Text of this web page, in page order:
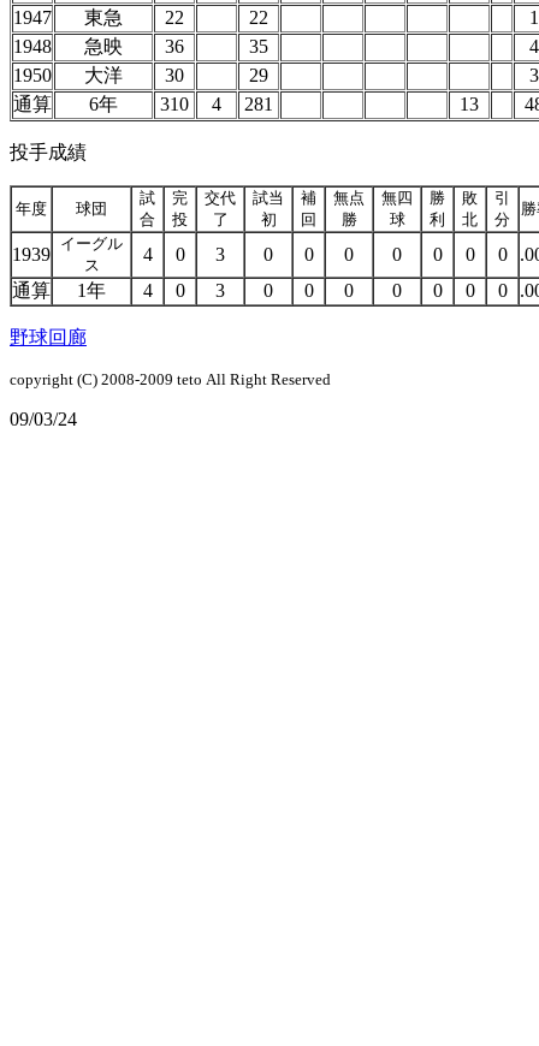
1947
東急 22 22
1
1948
急映 36 35
4
1950
大洋 30 29
3
通算
6年 310 4 281 13
投手成績
年度 球団
試
合
完
投
交代
了
試当
初
補
回
無点
勝
無四
球
勝
利
敗
北
引
分
1939
イーグル
ス
4 0 3 0 0 0 0 0 0 0
通算
1年 4 0 3 0 0 0 0 0 0 0
野球回廊
copyright (C) 2008-2009 teto All Right Reserved
09/03/24